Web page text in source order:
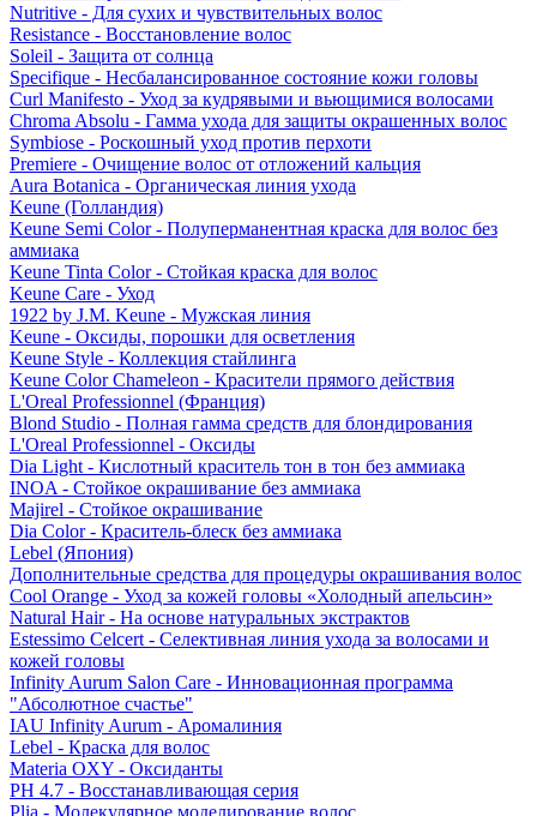
Nutritive - Для сухих и чувствительных волос
Resistance - Восстановление волос
Soleil - Защита от солнца
Specifique - Несбалансированное состояние кожи головы
Curl Manifesto - Уход за кудрявыми и вьющимися волосами
Chroma Absolu - Гамма ухода для защиты окрашенных волос
Symbiose - Роскошный уход против перхоти
Premiere - Очищение волос от отложений кальция
Aura Botanica - Органическая линия ухода
Keune (Голландия)
Keune Semi Color - Полуперманентная краска для волос без
аммиака
Keune Tinta Color - Стойкая краска для волос
Keune Care - Уход
1922 by J.M. Keune - Мужская линия
Keune - Оксиды, порошки для осветления
Keune Style - Коллекция стайлинга
Keune Color Chameleon - Красители прямого действия
L'Oreal Professionnel (Франция)
Blond Studio - Полная гамма средств для блондирования
L'Oreal Professionnel - Оксиды
Dia Light - Кислотный краситель тон в тон без аммиака
INOA - Стойкое окрашивание без аммиака
Majirel - Стойкое окрашивание
Dia Color - Краситель-блеск без аммиака
Lebel (Япония)
Дополнительные средства для процедуры окрашивания волос
Cool Orange - Уход за кожей головы «Холодный апельсин»
Natural Hair - На основе натуральных экстрактов
Estessimo Celcert - Селективная линия ухода за волосами и
кожей головы
Infinity Aurum Salon Care - Инновационная программа
"Абсолютное счастье"
IAU Infinity Aurum - Аромалиния
Lebel - Краска для волос
Materia OXY - Оксиданты
PH 4.7 - Восстанавливающая серия
Plia - Молекулярное моделирование волос